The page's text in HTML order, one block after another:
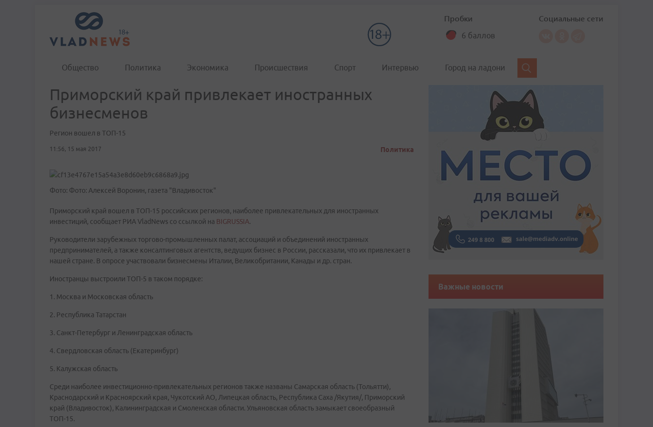
Пробки
6 баллов
Социальные сети
Общество Политика Экономика Происшествия Спорт Интервью Город на ладони
Приморский край привлекает иностранных
бизнесменов
Регион вошел в ТОП-15
11:56, 15 мая 2017 Политика
Фото: Фото: Алексей Воронин, газета "Владивосток"
Приморский край вошел в ТОП-15 российских регионов, наиболее привлекательных для иностранных
инвестиций, сообщает РИА VladNews со ссылкой на BIGRUSSIA.
Руководители зарубежных торгово-промышленных палат, ассоциаций и объединений иностранных
предпринимателей, а также консалтинговых агентств, ведущих бизнес в России, рассказали, что их привлекает в
нашей стране. В опросе участвовали бизнесмены Италии, Великобритании, Канады и др. стран.
Иностранцы выстроили ТОП-5 в таком порядке:
1. Москва и Московская область
2. Республика Татарстан
3. Санкт-Петербург и Ленинградская область
4. Свердловская область (Екатеринбург)
5. Калужская область
Среди наиболее инвестиционно-привлекательных регионов также названы Самарская область (Тольятти),
Краснодарский и Красноярский края, Чукотский АО, Липецкая область, Республика Саха /Якутия/, Приморский
край (Владивосток), Калининградская и Смоленская области. Ульяновская область замыкает своеобразный
ТОП-15.
Важные новости